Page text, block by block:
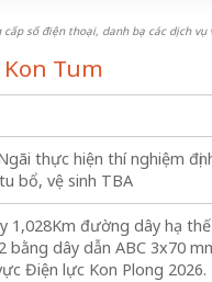
số điện thoại, danh bạ các
Tum
thực hiện thí nghiệm
bổ, vệ sinh TBA
1,028Km đường dây hạ
bằng dây dẫn ABC 3x70
Điện lực Kon Plong 2026.